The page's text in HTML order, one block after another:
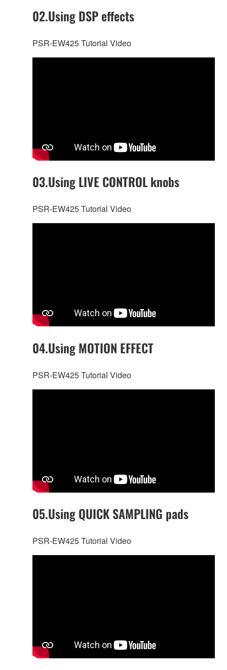
02.Using DSP effects
PSR-EW425 Tutorial Video
03.Using LIVE CONTROL knobs
PSR-EW425 Tutorial Video
04.Using MOTION EFFECT
PSR-EW425 Tutorial Video
05.Using QUICK SAMPLING pads
PSR-EW425 Tutorial Video